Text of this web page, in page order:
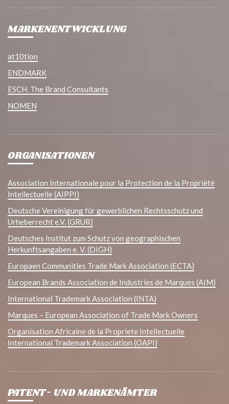
MARKENENTWICKLUNG
at10tion
ENDMARK
ESCH. The Brand Consultants
NOMEN
ORGANISATIONEN
Association Internationale pour la Protection de la Propriété
Intellectuelle (AIPPI)
Deutsche Vereinigung für gewerblichen Rechtsschutz und
Urheberrecht e.V. (GRUR)
Deutsches Institut zum Schutz von geographischen
Herkunftsangaben e. V. (DIGH)
Europaen Communities Trade Mark Association (ECTA)
European Brands Association de Industries de Marques (AIM)
International Trademark Association (INTA)
Marques – European Association of Trade Mark Owners
Organisation Africaine de la Propriete Intellectuelle
International Trademark Association (OAPI)
PATENT- UND MARKENÄMTER